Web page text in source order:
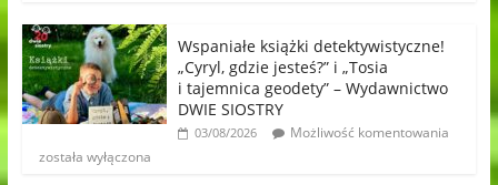
Wspaniałe książki detektywistyczne!
„Cyryl, gdzie jesteś?” i „Tosia
i tajemnica geodety” – Wydawnictwo
DWIE SIOSTRY
03/08/2026
Możliwość komentowania
została wyłączona